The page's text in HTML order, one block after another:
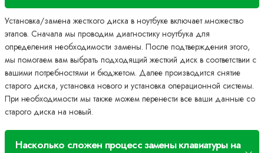
Установка/замена жесткого диска в ноутбуке включает множество
этапов. Сначала мы проводим диагностику ноутбука для
определения необходимости замены. После подтверждения этого,
мы помогаем вам выбрать подходящий жесткий диск в соответствии с
вашими потребностями и бюджетом. Далее производится снятие
старого диска, установка нового и установка операционной системы.
При необходимости мы также можем перенести все ваши данные со
старого диска на новый.
Насколько сложен процесс замены клавиатуры на